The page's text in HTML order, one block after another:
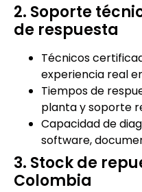
2. Soporte
de respuesta
Técnicos
experiencia real
Tiempos de
planta y soporte
Capacidad de
software,
3. Stock de
Colombia